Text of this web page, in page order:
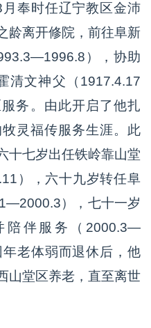
奉时任辽宁教区金沛
龄离开修院，前往阜新
），协助
清文神父（1917.4.17
务。由此开启了他扎
灵福传服务生涯。此
十七岁出任铁岭靠山堂
），六十九岁转任阜
），七十一岁
陪伴服务（2000.3—
老体弱而退休后，他
山堂区养老，直至离世